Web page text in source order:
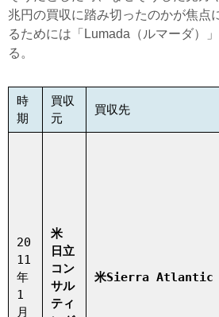
兆円の買収に踏み切ったのかが焦点
るためには「Lumada（ルマーダ）
る。
時
期
買収
元
買収先
20
11
年
1
月
米
日立
コン
サル
ティ
米Sierra Atlantic